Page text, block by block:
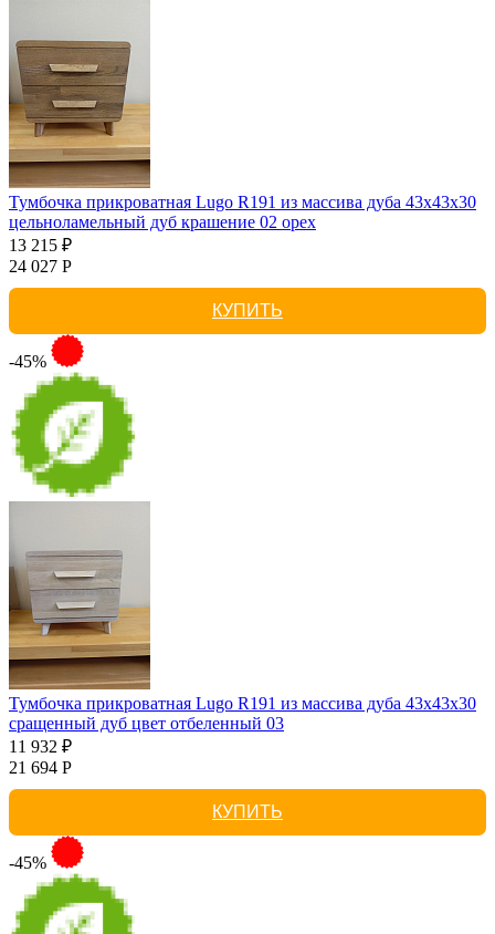
Тумбочка прикроватная Lugo R191 из массива дуба 43х43х30
цельноламельный дуб крашение 02 орех
13 215 ₽
24 027 Р
КУПИТЬ
-45%
Тумбочка прикроватная Lugo R191 из массива дуба 43х43х30
сращенный дуб цвет отбеленный 03
11 932 ₽
21 694 Р
КУПИТЬ
-45%